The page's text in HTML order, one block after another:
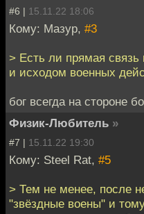
#6 | 15.11.22 18:06
Кому: Мазур, #3
> Есть ли прямая
и исходом военных
бог всегда на стороне
Физик-Любитель »
#7 | 15.11.22 19:30
Кому: Steel Rat, #5
> Тем не менее, после
"звёздные воены" и